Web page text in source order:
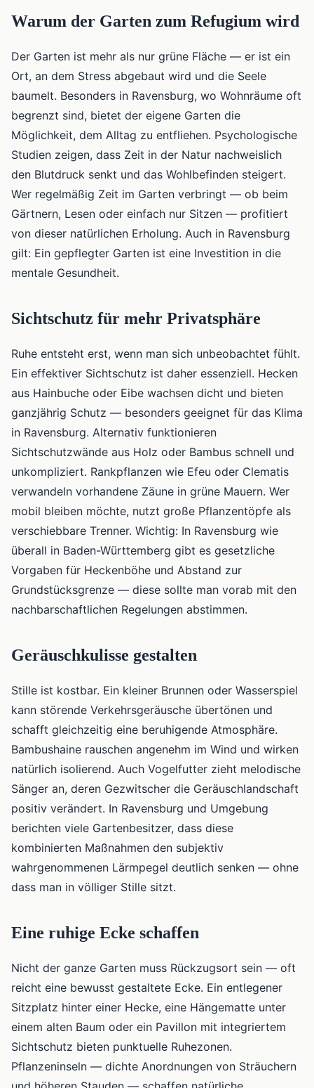
Warum der Garten zum Refugium wird
Der Garten ist mehr als nur grüne Fläche — er ist ein
Ort, an dem Stress abgebaut wird und die Seele
baumelt. Besonders in Ravensburg, wo Wohnräume oft
begrenzt sind, bietet der eigene Garten die
Möglichkeit, dem Alltag zu entfliehen. Psychologische
Studien zeigen, dass Zeit in der Natur nachweislich
den Blutdruck senkt und das Wohlbefinden steigert.
Wer regelmäßig Zeit im Garten verbringt — ob beim
Gärtnern, Lesen oder einfach nur Sitzen — profitiert
von dieser natürlichen Erholung. Auch in Ravensburg
gilt: Ein gepflegter Garten ist eine Investition in die
mentale Gesundheit.
Sichtschutz für mehr Privatsphäre
Ruhe entsteht erst, wenn man sich unbeobachtet fühlt.
Ein effektiver Sichtschutz ist daher essenziell. Hecken
aus Hainbuche oder Eibe wachsen dicht und bieten
ganzjährig Schutz — besonders geeignet für das Klima
in Ravensburg. Alternativ funktionieren
Sichtschutzwände aus Holz oder Bambus schnell und
unkompliziert. Rankpflanzen wie Efeu oder Clematis
verwandeln vorhandene Zäune in grüne Mauern. Wer
mobil bleiben möchte, nutzt große Pflanzentöpfe als
verschiebbare Trenner. Wichtig: In Ravensburg wie
überall in Baden-Württemberg gibt es gesetzliche
Vorgaben für Heckenböhe und Abstand zur
Grundstücksgrenze — diese sollte man vorab mit den
nachbarschaftlichen Regelungen abstimmen.
Geräuschkulisse gestalten
Stille ist kostbar. Ein kleiner Brunnen oder Wasserspiel
kann störende Verkehrsgeräusche übertönen und
schafft gleichzeitig eine beruhigende Atmosphäre.
Bambushaine rauschen angenehm im Wind und wirken
natürlich isolierend. Auch Vogelfutter zieht melodische
Sänger an, deren Gezwitscher die Geräuschlandschaft
positiv verändert. In Ravensburg und Umgebung
berichten viele Gartenbesitzer, dass diese
kombinierten Maßnahmen den subjektiv
wahrgenommenen Lärmpegel deutlich senken — ohne
dass man in völliger Stille sitzt.
Eine ruhige Ecke schaffen
Nicht der ganze Garten muss Rückzugsort sein — oft
reicht eine bewusst gestaltete Ecke. Ein entlegener
Sitzplatz hinter einer Hecke, eine Hängematte unter
einem alten Baum oder ein Pavillon mit integriertem
Sichtschutz bieten punktuelle Ruhezonen.
Pflanzeninseln — dichte Anordnungen von Sträuchern